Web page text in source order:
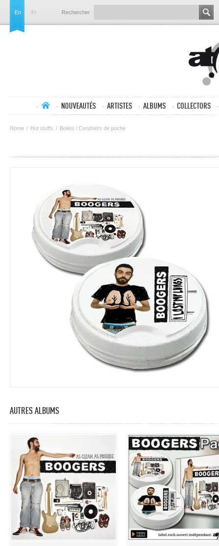
En Fr Rechercher
NOUVEAUTÉS ARTISTES ALBUMS COLLECTORS
Home / Hot stuffs / Boites / Cendriers de poche
AUTRES ALBUMS